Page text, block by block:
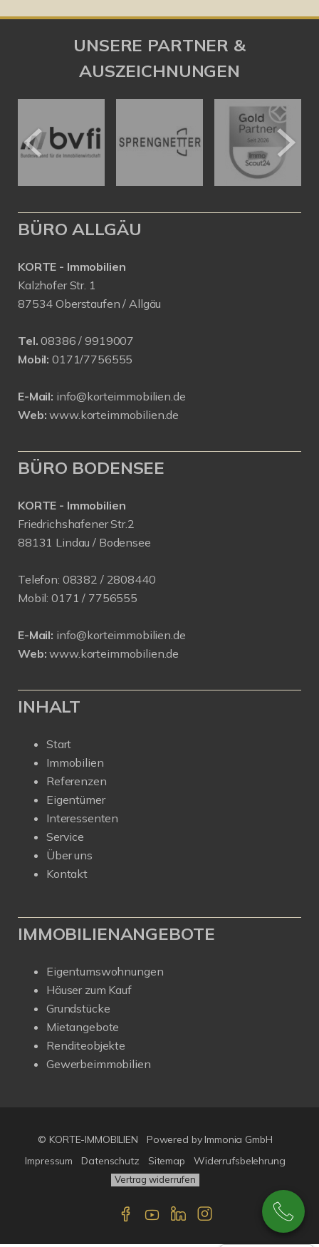
UNSERE PARTNER &
AUSZEICHNUNGEN
BÜRO ALLGÄU
KORTE - Immobilien
Kalzhofer Str. 1
87534 Oberstaufen / Allgäu
Tel. 08386 / 9919007
Mobil: 0171/7756555
E-Mail: info@korteimmobilien.de
Web: www.korteimmobilien.de
BÜRO BODENSEE
KORTE - Immobilien
Friedrichshafener Str.2
88131 Lindau / Bodensee
Telefon: 08382 / 2808440
Mobil: 0171 / 7756555
E-Mail: info@korteimmobilien.de
Web: www.korteimmobilien.de
INHALT
Start
Immobilien
Referenzen
Eigentümer
Interessenten
Service
Über uns
Kontakt
IMMOBILIENANGEBOTE
Eigentumswohnungen
Häuser zum Kauf
Grundstücke
Mietangebote
Renditeobjekte
Gewerbeimmobilien
© KORTE-IMMOBILIEN
Powered by Immonia GmbH
Impressum
Datenschutz Sitemap Widerrufsbelehrung
Vertrag widerrufen